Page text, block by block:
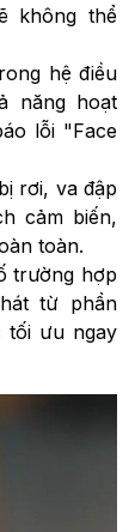
không thể
hệ điều
năng hoạt
lỗi "Face
rơi, va đập
cảm biến,
toàn.
trường hợp
từ phần
tối ưu ngay